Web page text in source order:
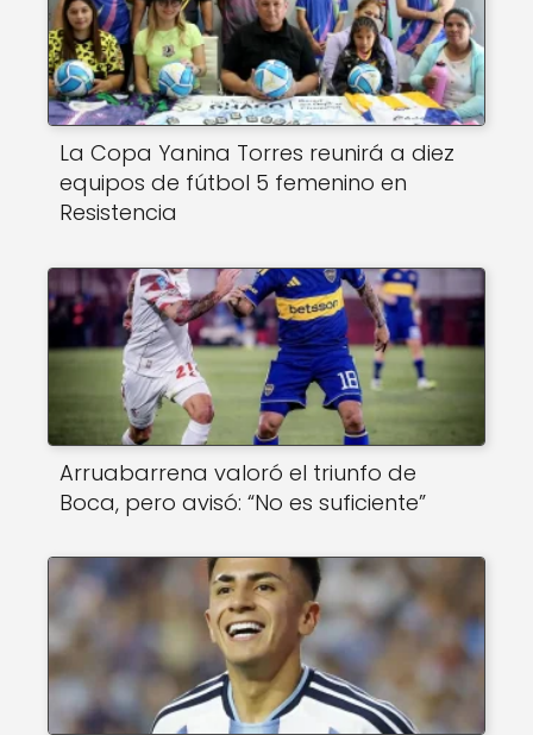
La Copa Yanina Torres reunirá a diez
equipos de fútbol 5 femenino en
Resistencia
Arruabarrena valoró el triunfo de
Boca, pero avisó: “No es suficiente”